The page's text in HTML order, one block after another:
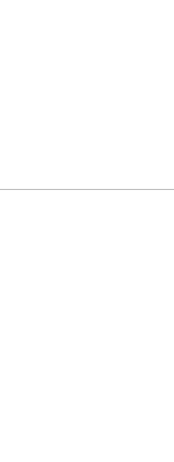
ารโพสต์ขายอสังหา กับทีมงานบริษั
นายหน้า ขายได้จริงๆ ช่วยสร้าง